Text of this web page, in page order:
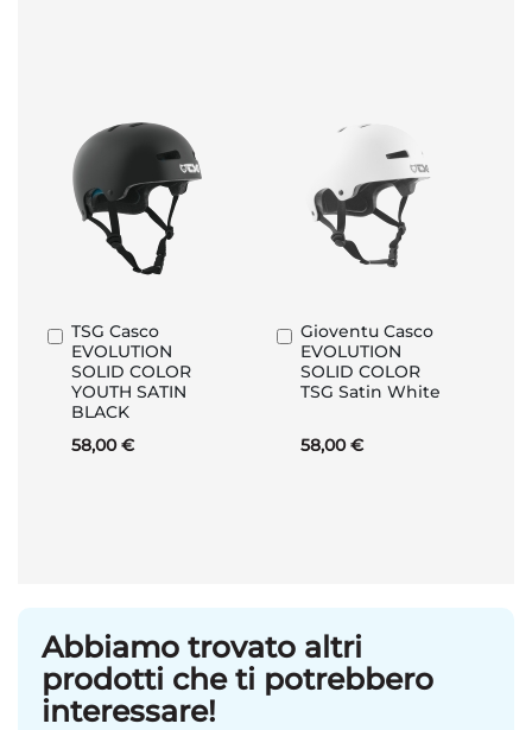
TSG Casco
EVOLUTION
SOLID COLOR
YOUTH SATIN
BLACK
58,00 €
Aggiungi
al
Carrello
Gioventu Casco
EVOLUTION
SOLID COLOR
TSG Satin White
58,00 €
Aggiungi
al
Carrello
Abbiamo trovato altri
prodotti che ti potrebbero
interessare!